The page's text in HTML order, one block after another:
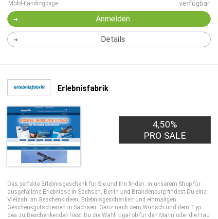
Mobil-Landingpage verfügbar
Anmelden
Details
Erlebnisfabrik
4,50%
PRO SALE
Das perfekte Erlebnisgeschenk für Sie und Ihn finden. In unserem Shop für
ausgefallene Erlebnisse in Sachsen, Berlin und Brandenburg findest Du eine
Vielzahl an Geschenkideen, Erlebnisgeschenken und einmaligen
Geschenkgutscheinen in Sachsen. Ganz nach dem Wunsch und dem Typ
des zu Beschenkenden hast Du die Wahl. Egal ob für den Mann oder die Frau